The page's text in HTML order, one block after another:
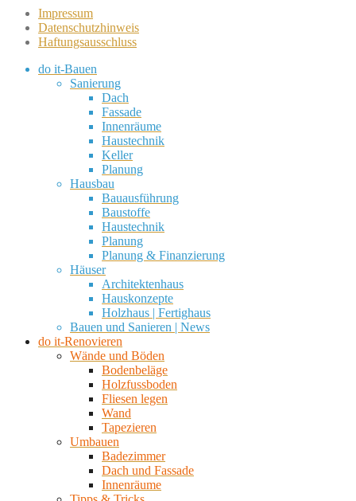
Impressum
Datenschutzhinweis
Haftungsausschluss
do it-Bauen
Sanierung
Dach
Fassade
Innenräume
Haustechnik
Keller
Planung
Hausbau
Bauausführung
Baustoffe
Haustechnik
Planung
Planung & Finanzierung
Häuser
Architektenhaus
Hauskonzepte
Holzhaus | Fertighaus
Bauen und Sanieren | News
do it-Renovieren
Wände und Böden
Bodenbeläge
Holzfussboden
Fliesen legen
Wand
Tapezieren
Umbauen
Badezimmer
Dach und Fassade
Innenräume